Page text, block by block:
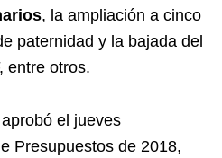
, la ampliación a cinco
paternidad y la bajada del
entre otros.
el jueves
Presupuestos de 2018,